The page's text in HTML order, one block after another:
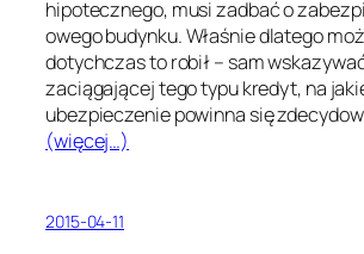
hipotecznego, musi zadbać o
owego budynku. Właśnie dlatego
dotychczas to robił – sam
zaciągającej tego typu kredyt, na
ubezpieczenie powinna się
(więcej…)
2015-04-11